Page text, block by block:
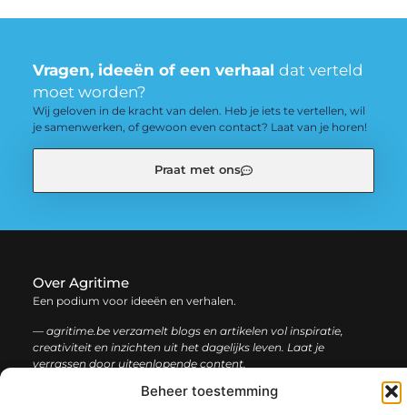
Beheer toestemming
Vragen, ideeën of een verhaal dat verteld
moet worden?
Wij geloven in de kracht van delen. Heb je iets te vertellen, wil
je samenwerken, of gewoon even contact? Laat van je horen!
Praat met ons
Over Agritime
Een podium voor ideeën en verhalen.
— agritime.be verzamelt blogs en artikelen vol inspiratie,
creativiteit en inzichten uit het dagelijks leven. Laat je
verrassen door uiteenlopende content.